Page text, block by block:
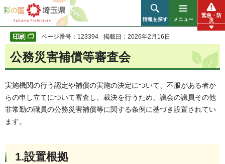
彩の国 埼玉県
情報を探す メニュー
緊急・防
災
ページ番号：123394 掲載日：2026年2月16日
公務災害補償等審査会
実施機関の行う認定や補償の実施の決定について、不服がある者か
らの申し立てについて審査し、裁決を行うため、議会の議員その他
非常勤の職員の公務災害補償等に関する条例に基づき設置されてい
ます。
1.設置根拠